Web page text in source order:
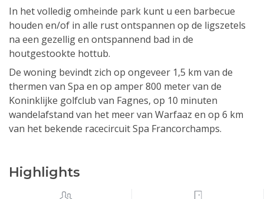
In het volledig omheinde park kunt u een barbecue
houden en/of in alle rust ontspannen op de ligszetels
na een gezellig en ontspannend bad in de
houtgestookte hottub.
De woning bevindt zich op ongeveer 1,5 km van de
thermen van Spa en op amper 800 meter van de
Koninklijke golfclub van Fagnes, op 10 minuten
wandelafstand van het meer van Warfaaz en op 6 km
van het bekende racecircuit Spa Francorchamps.
Highlights